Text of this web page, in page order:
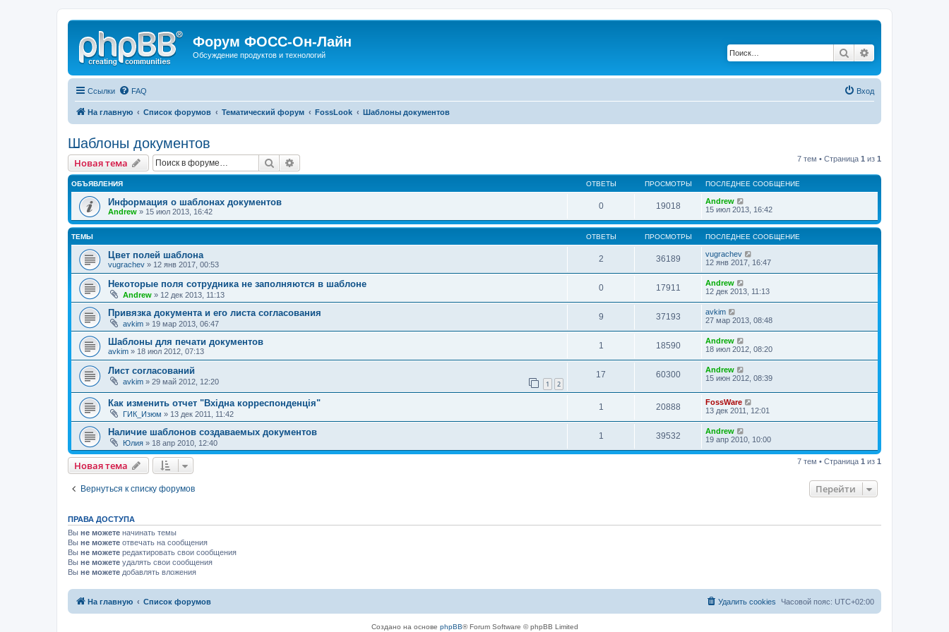
Форум ФОСС-Он-Лайн
Обсуждение продуктов и технологий Поиск
Ссылки FAQ Вход
На главную Список форумов Тематический форум FossLook Шаблоны документов
Шаблоны документов
Новая тема Поиск 7 тем • Страница 1 из 1
ОБЪЯВЛЕНИЯ ОТВЕТЫ ПРОСМОТРЫ ПОСЛЕДНЕЕ СООБЩЕНИЕ
Информация о шаблонах документов
Andrew » 15 июл 2013, 16:42
0 19018
Andrew
15 июл 2013, 16:42
ТЕМЫ ОТВЕТЫ ПРОСМОТРЫ ПОСЛЕДНЕЕ СООБЩЕНИЕ
Цвет полей шаблона
vugrachev » 12 янв 2017, 00:53
2 36189
vugrachev
12 янв 2017, 16:47
Некоторые поля сотрудника не заполняются в шаблоне
Andrew » 12 дек 2013, 11:13
0 17911
Andrew
12 дек 2013, 11:13
Привязка документа и его листа согласования
avkim » 19 мар 2013, 06:47
9 37193
avkim
27 мар 2013, 08:48
Шаблоны для печати документов
avkim » 18 июл 2012, 07:13
1 18590
Andrew
18 июл 2012, 08:20
Лист согласований
avkim » 29 май 2012, 12:20 1 2
17 60300
Andrew
15 июн 2012, 08:39
Как изменить отчет "Вхідна корреспонденція"
ГИК_Изюм » 13 дек 2011, 11:42
1 20888
FossWare
13 дек 2011, 12:01
Наличие шаблонов создаваемых документов
Юлия » 18 апр 2010, 12:40
1 39532
Andrew
19 апр 2010, 10:00
Новая тема 7 тем • Страница 1 из 1
Вернуться к списку форумов Перейти
ПРАВА ДОСТУПА
Вы не можете начинать темы
Вы не можете отвечать на сообщения
Вы не можете редактировать свои сообщения
Вы не можете удалять свои сообщения
Вы не можете добавлять вложения
На главную Список форумов Часовой пояс: UTC+02:00
Удалить cookies
Создано на основе phpBB® Forum Software © phpBB Limited